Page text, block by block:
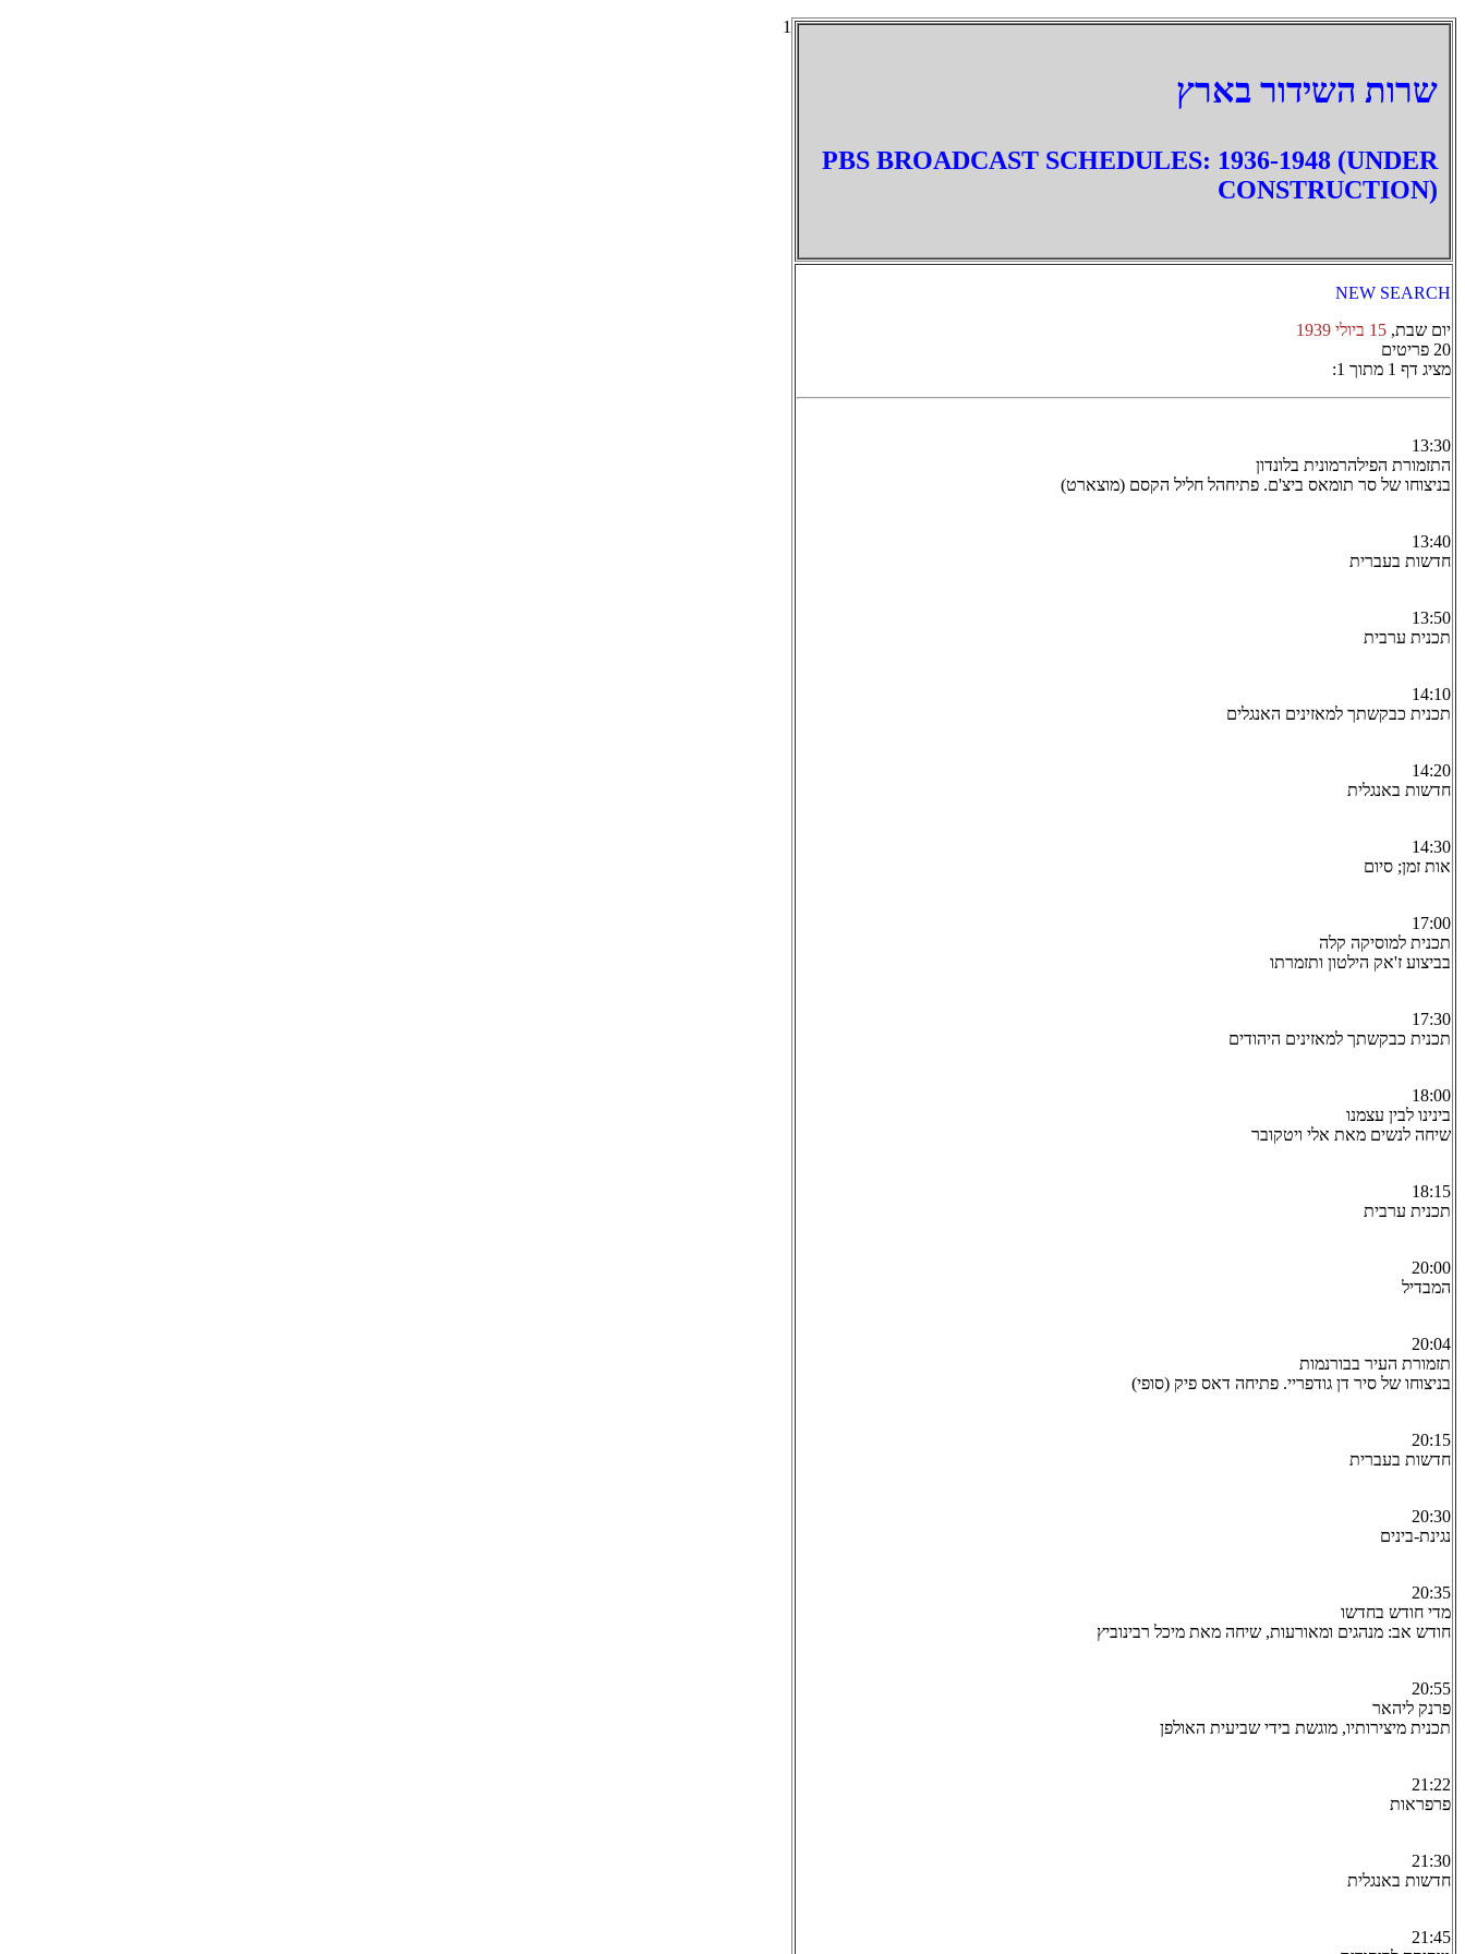
‏שרות השידור בארץ
PBS BROADCAST SCHEDULES: 1936-1948 (UNDER
CONSTRUCTION)
NEW SEARCH
יום שבת, 15 ביולי 1939
20 פריטים
מציג דף 1 מתוך 1:
13:30
התזמורת הפילהרמונית בלונדון
בניצוחו של סר תומאס ביצ'ם. פתיחהל חליל הקסם (מוצארט)
13:40
חדשות בעברית
13:50
תכנית ערבית
14:10
תכנית כבקשתך למאזינים האנגלים
14:20
חדשות באנגלית
14:30
אות זמן; סיום
17:00
תכנית למוסיקה קלה
בביצוע ז'אק הילטון ותזמרתו
17:30
תכנית כבקשתך למאזינים היהודים
18:00
בינינו לבין עצמנו
שיחה לנשים מאת אלי ויטקובר
18:15
תכנית ערבית
20:00
המבדיל
20:04
תזמורת העיר בבורנמות
בניצוחו של סיר דן גודפריי. פתיחה דאס פיק (סופי)
20:15
חדשות בעברית
20:30
נגינת-בינים
20:35
מדי חודש בחדשו
חודש אב: מנהגים ומאורעות, שיחה מאת מיכל רבינוביץ
20:55
פרנק ליהאר
תכנית מיצירותיו, מוגשת בידי שביעית האולפן
21:22
פרפראות
21:30
חדשות באנגלית
21:45
1